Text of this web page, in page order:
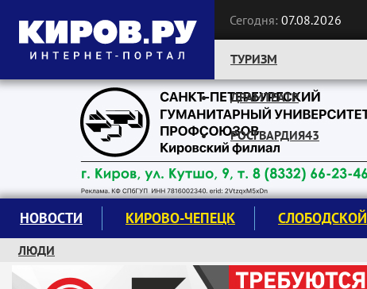
Сегодня: 07.08.2026
Следите за новостями:
ТУРИЗМ
ДРАМТЕАТР
РОСГВАРДИЯ43
НОВОСТИ КИРОВО-ЧЕПЕЦК СЛОБОДСКОЙ
ЛЮДИ
КРУЖКИ И СЕКЦИИ